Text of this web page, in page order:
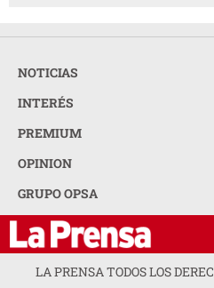
NOTICIAS
INTERÉS
PREMIUM
OPINION
GRUPO OPSA
LA PRENSA TODOS LOS